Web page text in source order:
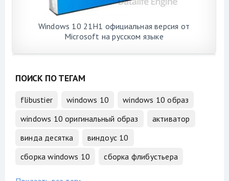
Windows 10 21H1 официальная версия от
Microsoft на русском языке
ПОИСК ПО ТЕГАМ
flibustier windows 10
windows 10 образ
windows 10 оригинальный образ
активатор
винда десятка
виндоус 10
сборка windows 10
сборка флибустьера